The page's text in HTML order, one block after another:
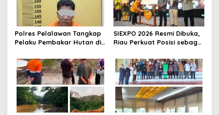
p
o
s
Polres Pelalawan Tangkap
Pelaku Pembakar Hutan di
Dibuka untuk Kebun Sawit
SIEXPO 2026 Resmi Dibuka,
Riau Perkuat Posisi sebagai
Nasional